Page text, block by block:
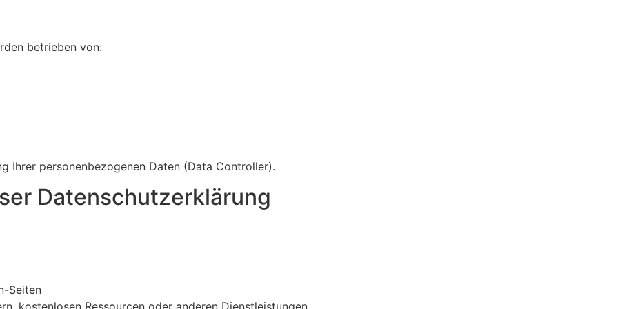
betrieben von:
Ihrer personenbezogenen Daten (Data Controller).
Datenschutzerklärung
Seiten
kostenlosen Ressourcen oder anderen Dienstleistungen